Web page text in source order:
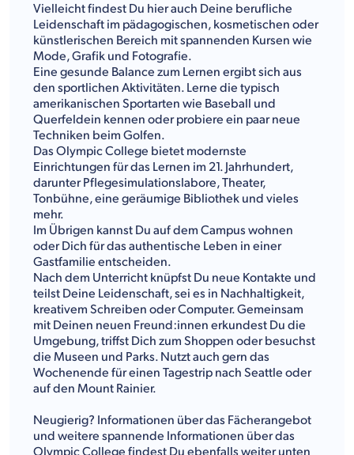
Vielleicht findest Du hier auch Deine berufliche
Leidenschaft im pädagogischen, kosmetischen oder
künstlerischen Bereich mit spannenden Kursen wie
Mode, Grafik und Fotografie.
Eine gesunde Balance zum Lernen ergibt sich aus
den sportlichen Aktivitäten. Lerne die typisch
amerikanischen Sportarten wie Baseball und
Querfeldein kennen oder probiere ein paar neue
Techniken beim Golfen.
Das Olympic College bietet modernste
Einrichtungen für das Lernen im 21. Jahrhundert,
darunter Pflegesimulationslabore, Theater,
Tonbühne, eine geräumige Bibliothek und vieles
mehr.
Im Übrigen kannst Du auf dem Campus wohnen
oder Dich für das authentische Leben in einer
Gastfamilie entscheiden.
Nach dem Unterricht knüpfst Du neue Kontakte und
teilst Deine Leidenschaft, sei es in Nachhaltigkeit,
kreativem Schreiben oder Computer. Gemeinsam
mit Deinen neuen Freund:innen erkundest Du die
Umgebung, triffst Dich zum Shoppen oder besuchst
die Museen und Parks. Nutzt auch gern das
Wochenende für einen Tagestrip nach Seattle oder
auf den Mount Rainier.
Neugierig? Informationen über das Fächerangebot
und weitere spannende Informationen über das
Olympic College findest Du ebenfalls weiter unten